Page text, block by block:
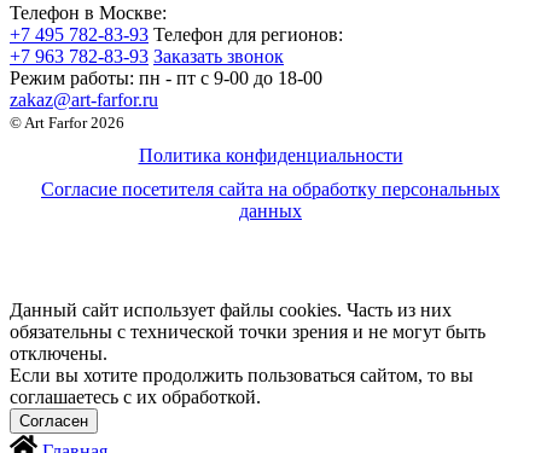
Телефон в Москве:
+7 495 782-83-93 Телефон для регионов:
+7 963 782-83-93 Заказать звонок
Режим работы: пн - пт c 9-00 до 18-00
zakaz@art-farfor.ru
© Art Farfor 2026
Политика конфиденциальности
Согласие посетителя сайта на обработку персональных
данных
Данный сайт использует файлы cookies. Часть из них
обязательны с технической точки зрения и не могут быть
отключены.
Если вы хотите продолжить пользоваться сайтом, то вы
соглашаетесь с их обработкой.